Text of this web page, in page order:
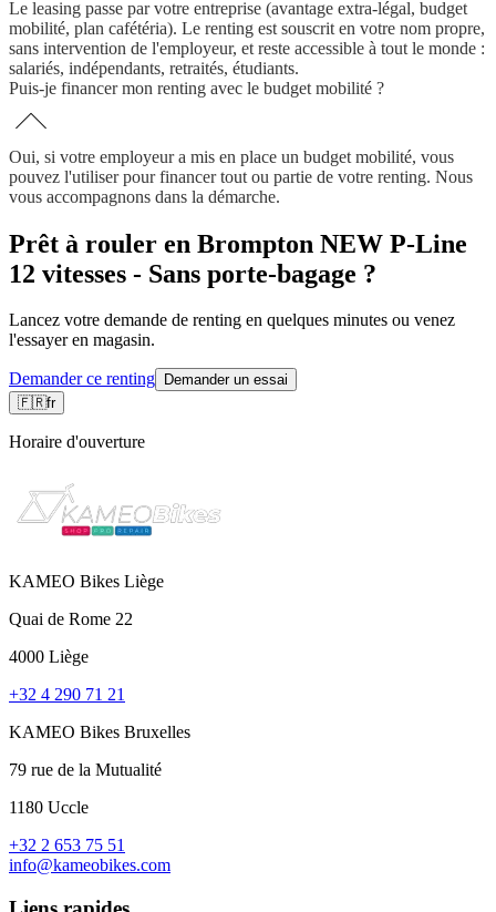
Le leasing passe par votre entreprise (avantage extra-légal, budget
mobilité, plan cafétéria). Le renting est souscrit en votre nom propre,
sans intervention de l'employeur, et reste accessible à tout le monde :
salariés, indépendants, retraités, étudiants.
Puis-je financer mon renting avec le budget mobilité ?
Oui, si votre employeur a mis en place un budget mobilité, vous
pouvez l'utiliser pour financer tout ou partie de votre renting. Nous
vous accompagnons dans la démarche.
Prêt à rouler en Brompton NEW P-Line
12 vitesses - Sans porte-bagage ?
Lancez votre demande de renting en quelques minutes ou venez
l'essayer en magasin.
Demander ce renting
Demander un essai
🇫🇷fr
Horaire d'ouverture
KAMEO Bikes Liège
Quai de Rome 22
4000 Liège
+32 4 290 71 21
KAMEO Bikes Bruxelles
79 rue de la Mutualité
1180 Uccle
+32 2 653 75 51
info@kameobikes.com